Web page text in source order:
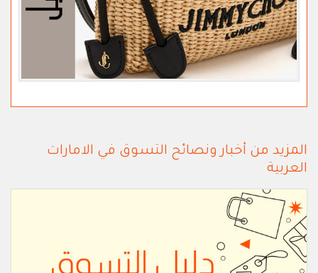
المزيد من أخبار ونصائح التسوق في الامارات
العربية